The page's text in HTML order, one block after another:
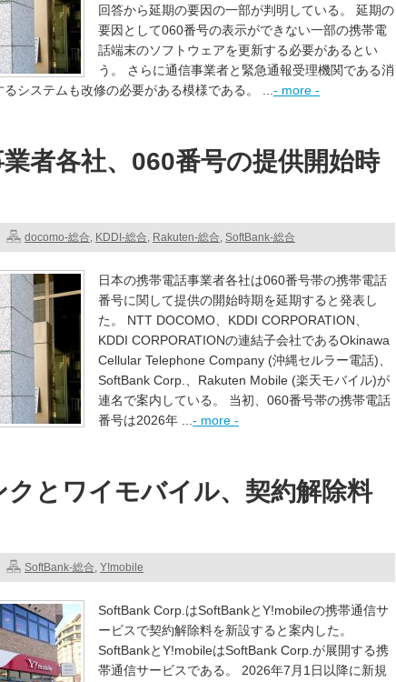
回答から延期の要因の一部が判明している。 延期の
要因として060番号の表示ができない一部の携帯電
話端末のソフトウェアを更新する必要があるとい
う。 さらに通信事業者と緊急通報受理機関である消
システムも改修の必要がある模様である。 ... - more -
者各社、060番号の提供開始時
docomo-総合, KDDI-総合, Rakuten-総合, SoftBank-総合
日本の携帯電話事業者各社は060番号帯の携帯電話
番号に関して提供の開始時期を延期すると発表し
た。 NTT DOCOMO、KDDI CORPORATION、
KDDI CORPORATIONの連結子会社であるOkinawa
Cellular Telephone Company (沖縄セルラー電話)、
SoftBank Corp.、Rakuten Mobile (楽天モバイル)が
連名で案内している。 当初、060番号帯の携帯電話
番号は2026年 ... - more -
クとワイモバイル、契約解除料
SoftBank-総合, Y!mobile
SoftBank Corp.はSoftBankとY!mobileの携帯通信サ
ービスで契約解除料を新設すると案内した。
SoftBankとY!mobileはSoftBank Corp.が展開する携
帯通信サービスである。 2026年7月1日以降に新規